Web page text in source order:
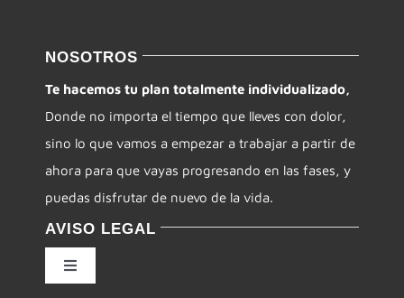
NOSOTROS
Te hacemos tu plan totalmente individualizado,
Donde no importa el tiempo que lleves con dolor,
sino lo que vamos a empezar a trabajar a partir de
ahora para que vayas progresando en las fases, y
puedas disfrutar de nuevo de la vida.
AVISO LEGAL
Toggle
Navigation